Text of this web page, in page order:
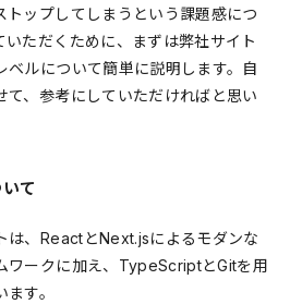
トップしてしまうという課題感につ
いただくために、まずは弊社サイト
ベルについて簡単に説明します。自
て、参考にしていただければと思い
て
は、ReactとNext.jsによるモダンな
ワークに加え、TypeScriptとGitを用
す。